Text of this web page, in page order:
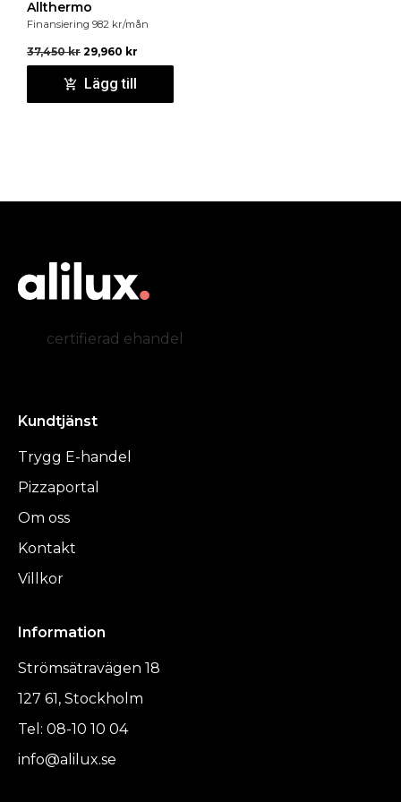
Allthermo
Finansiering 982 kr/mån
37,450kr 29,960 kr
Lägg till
certifierad ehandel
Kundtjänst
Trygg E-handel
Pizzaportal
Om oss
Kontakt
Villkor
Information
Strömsätravägen 18
127 61, Stockholm
Tel: 08-10 10 04
info@alilux.se